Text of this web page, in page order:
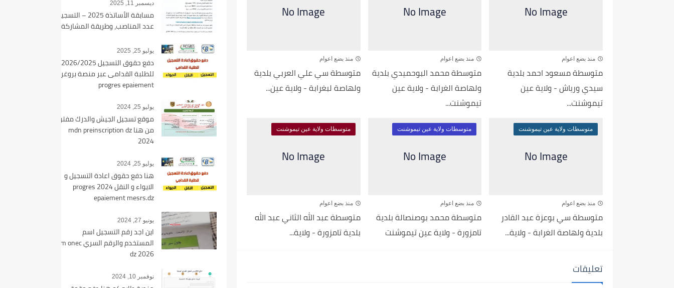
منذ بضع اعوام
متوسطة مسعود احمد بلدية
سيدي ورياش - ولاية عين
تيموشنت...
منذ بضع اعوام
متوسطة محمد البوحميدي بلدية
ولهاصة الغرابة - ولاية عين
تيموشنت...
منذ بضع اعوام
متوسطة سي علي العربي بلدية
ولهاصة لبغرابة - ولاية عين...
متوسطات ولاية عين تيموشنت
منذ بضع اعوام
متوسطة سي بوعزة عبد القادر
بلدية ولهاصة الغرابة - ولاية...
متوسطات ولاية عين تيموشنت
منذ بضع اعوام
متوسطة محمد بوصنصالة بلدية
تامزورة - ولاية عين تيموشنت
متوسطات ولاية عين تيموشنت
منذ بضع اعوام
متوسطة عبد الله الثاني عبد الله
بلدية تامزورة - ولاية...
تعليقات
ديسمبر 11, 2025
مسابقة الأساتذة 2025 – التسجيل،
عدد المناصب، وطريقة المشاركة
يوليو 25, 2025
دفع حقوق التسجيل 2026/2025
للطلبة القدامى عبر منصة بروغرس
progres epaiement
يوليو 25, 2024
موقع تسجيل الجيش والدرك مفتوح
من هنا mdn preinscription dz
2024
يوليو 25, 2024
هنا دفع حقوق اعادة التسجيل و
الايواء و النقل 2024 progres
epaiement mesrs.dz
يونيو 27, 2024
اين اجد رقم التسجيل اسم
المستخدم والرقم السري bem onec
dz 2026
نوفمبر 10, 2024